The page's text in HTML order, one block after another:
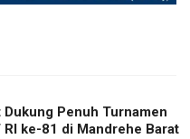
Dukung Penuh Turnamen
RI ke-81 di Mandrehe Barat